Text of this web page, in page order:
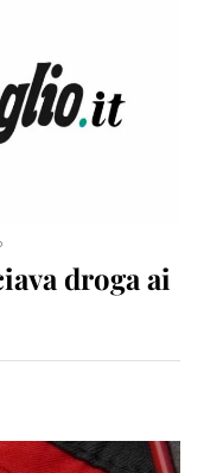
droga ai